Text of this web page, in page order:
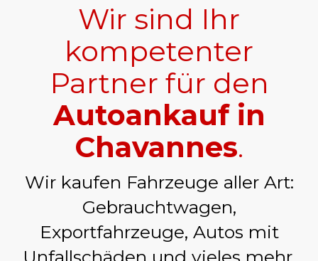
Wir sind Ihr
kompetenter
Partner für den
Autoankauf in
Chavannes.
Wir kaufen Fahrzeuge aller Art:
Gebrauchtwagen,
Exportfahrzeuge, Autos mit
Unfallschäden und vieles mehr.